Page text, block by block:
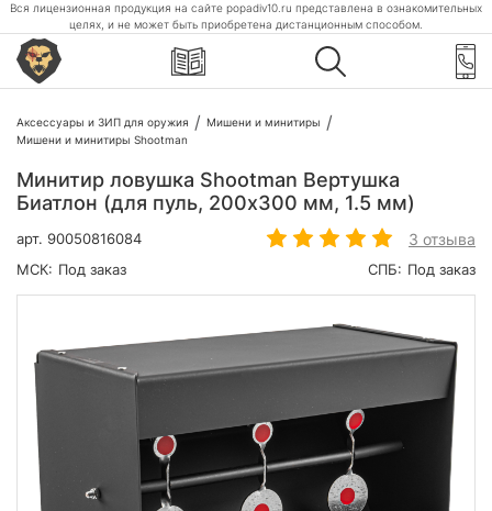
Вся лицензионная продукция на сайте popadiv10.ru представлена в ознакомительных
целях, и не может быть приобретена дистанционным способом.
Аксессуары и ЗИП для оружия
Мишени и минитиры
Мишени и минитиры Shootman
Минитир ловушка Shootman Вертушка
Биатлон (для пуль, 200х300 мм, 1.5 мм)
арт. 90050816084 3 отзыва
МСК: Под заказ СПБ: Под заказ